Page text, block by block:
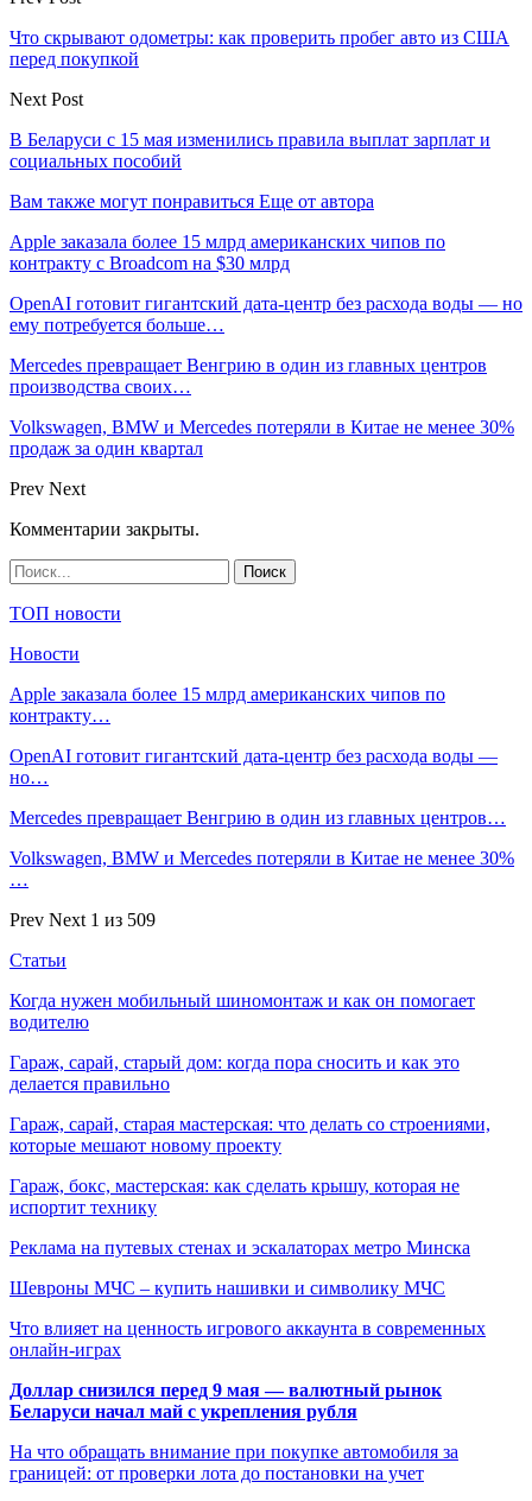
Что скрывают одометры: как проверить пробег авто из США
перед покупкой
Next Post
В Беларуси с 15 мая изменились правила выплат зарплат и
социальных пособий
Вам также могут понравиться Еще от автора
Apple заказала более 15 млрд американских чипов по
контракту с Broadcom на $30 млрд
OpenAI готовит гигантский дата-центр без расхода воды — но
ему потребуется больше…
Mercedes превращает Венгрию в один из главных центров
производства своих…
Volkswagen, BMW и Mercedes потеряли в Китае не менее 30%
продаж за один квартал
Prev Next
Комментарии закрыты.
ТОП новости
Новости
Apple заказала более 15 млрд американских чипов по
контракту…
OpenAI готовит гигантский дата-центр без расхода воды —
но…
Mercedes превращает Венгрию в один из главных центров…
Volkswagen, BMW и Mercedes потеряли в Китае не менее 30%
…
Prev Next 1 из 509
Статьи
Когда нужен мобильный шиномонтаж и как он помогает
водителю
Гараж, сарай, старый дом: когда пора сносить и как это
делается правильно
Гараж, сарай, старая мастерская: что делать со строениями,
которые мешают новому проекту
Гараж, бокс, мастерская: как сделать крышу, которая не
испортит технику
Реклама на путевых стенах и эскалаторах метро Минска
Шевроны МЧС – купить нашивки и символику МЧС
Что влияет на ценность игрового аккаунта в современных
онлайн-играх
Доллар снизился перед 9 мая — валютный рынок
Беларуси начал май с укрепления рубля
На что обращать внимание при покупке автомобиля за
границей: от проверки лота до постановки на учет